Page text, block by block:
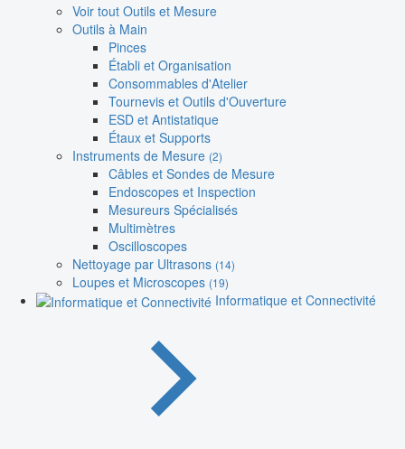
Voir tout Outils et Mesure
Outils à Main
Pinces
Établi et Organisation
Consommables d'Atelier
Tournevis et Outils d'Ouverture
ESD et Antistatique
Étaux et Supports
Instruments de Mesure (2)
Câbles et Sondes de Mesure
Endoscopes et Inspection
Mesureurs Spécialisés
Multimètres
Oscilloscopes
Nettoyage par Ultrasons (14)
Loupes et Microscopes (19)
Informatique et Connectivité